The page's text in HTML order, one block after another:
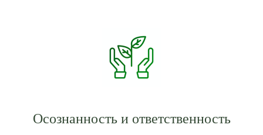
Осознанность и ответственность